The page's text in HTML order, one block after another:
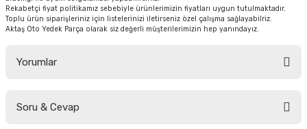
Rekabetçi fiyat politikamız sebebiyle ürünlerimizin fiyatları uygun tutulmaktadır.
Toplu ürün siparişleriniz için listelerinizi iletirseniz özel çalışma sağlayabilriz.
Aktaş Oto Yedek Parça olarak siz değerli müşterilerimizin hep yanındayız.
Yorumlar
Soru & Cevap